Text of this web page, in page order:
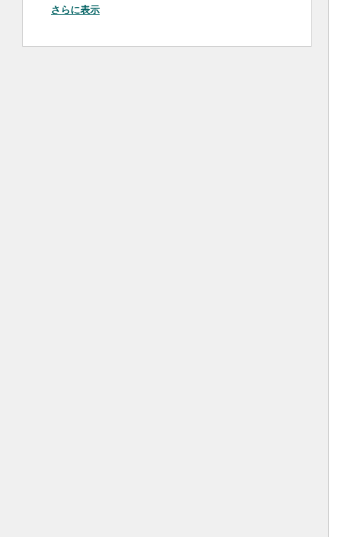
HubSpot Sales Hub Software Certification
Inbound
さらに表示